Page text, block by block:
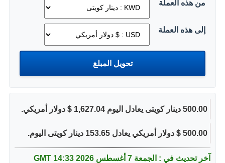
من هذه العملة
إلى هذه العملة
500.00 دينار كويتى يعادل اليوم 1,627.04 $ دولار أمريكي.
500.00 $ دولار أمريكي يعادل 153.65 دينار كويتى اليوم.
آخر تحديث في : الجمعة 7 أغسطس 2026 14:33 GMT